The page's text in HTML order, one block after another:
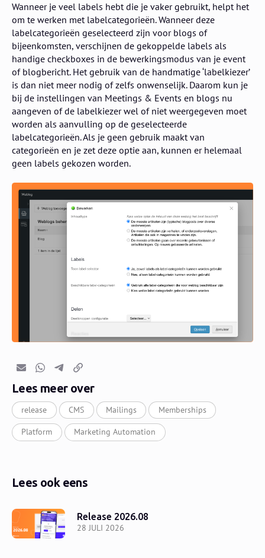
Wanneer je veel labels hebt die je vaker gebruikt, helpt het
om te werken met labelcategorieën. Wanneer deze
labelcategorieën geselecteerd zijn voor blogs of
bijeenkomsten, verschijnen de gekoppelde labels als
handige checkboxes in de bewerkingsmodus van je event
of blogbericht. Het gebruik van de handmatige ‘labelkiezer’
is dan niet meer nodig of zelfs onwenselijk. Daarom kun je
bij de instellingen van Meetings & Events en blogs nu
aangeven of de labelkiezer wel of niet weergegeven moet
worden als aanvulling op de geselecteerde
labelcategorieën. Als je geen gebruik maakt van
categorieën en je zet deze optie aan, kunnen er helemaal
geen labels gekozen worden.
E-mailWhatsapp
TelegramKopieer link
Lees meer over
release CMS Mailings Memberships
Platform Marketing Automation
Lees ook eens
28 JULI 2026
Release 2026.08